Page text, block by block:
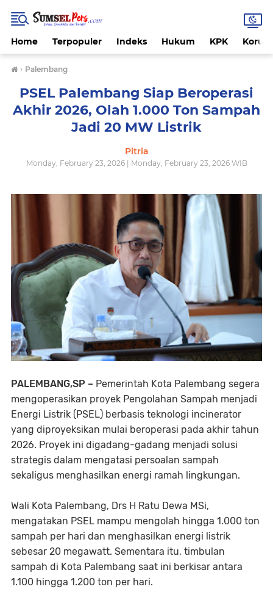
Home Terpopuler Indeks Hukum KPK
› Palembang
PSEL Palembang Siap Beroperasi
Akhir 2026, Olah 1.000 Ton Sampah
Jadi 20 MW Listrik
Pitria
Monday, February 23, 2026 | Monday, February 23, 2026 WIB
PALEMBANG,SP – Pemerintah Kota Palembang segera
mengoperasikan proyek Pengolahan Sampah menjadi
Energi Listrik (PSEL) berbasis teknologi incinerator
yang diproyeksikan mulai beroperasi pada akhir tahun
2026. Proyek ini digadang-gadang menjadi solusi
strategis dalam mengatasi persoalan sampah
sekaligus menghasilkan energi ramah lingkungan.
Wali Kota Palembang, Drs H Ratu Dewa MSi,
mengatakan PSEL mampu mengolah hingga 1.000 ton
sampah per hari dan menghasilkan energi listrik
sebesar 20 megawatt. Sementara itu, timbulan
sampah di Kota Palembang saat ini berkisar antara
1.100 hingga 1.200 ton per hari.